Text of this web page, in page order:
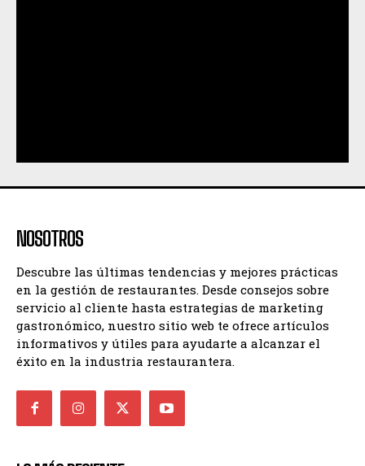
NOSOTROS
Descubre las últimas tendencias y mejores prácticas
en la gestión de restaurantes. Desde consejos sobre
servicio al cliente hasta estrategias de marketing
gastronómico, nuestro sitio web te ofrece artículos
informativos y útiles para ayudarte a alcanzar el
éxito en la industria restaurantera.